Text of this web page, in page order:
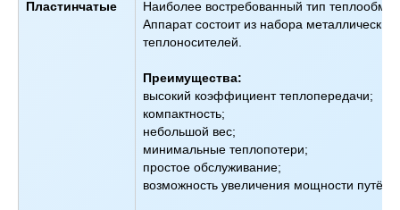
Пластинчатые
Наиболее востребованный тип
Аппарат состоит из набора
теплоносителей.
Преимущества:
высокий коэффициент теплопередачи;
компактность;
небольшой вес;
минимальные теплопотери;
простое обслуживание;
возможность увеличения мощности путём